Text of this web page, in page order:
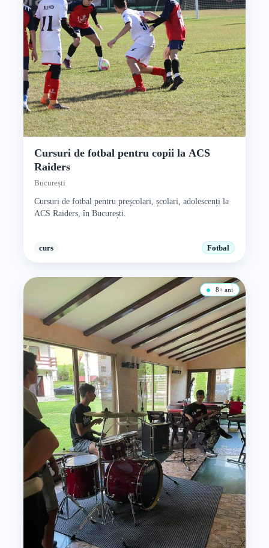
Cursuri de fotbal pentru copii la ACS
Raiders
București
Cursuri de fotbal pentru preșcolari, școlari, adolescenți la
ACS Raiders, în București.
curs Fotbal
8+ ani